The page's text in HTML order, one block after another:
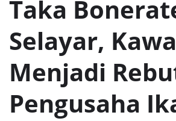
Taka
Selayar,
Menjadi
Pengusaha